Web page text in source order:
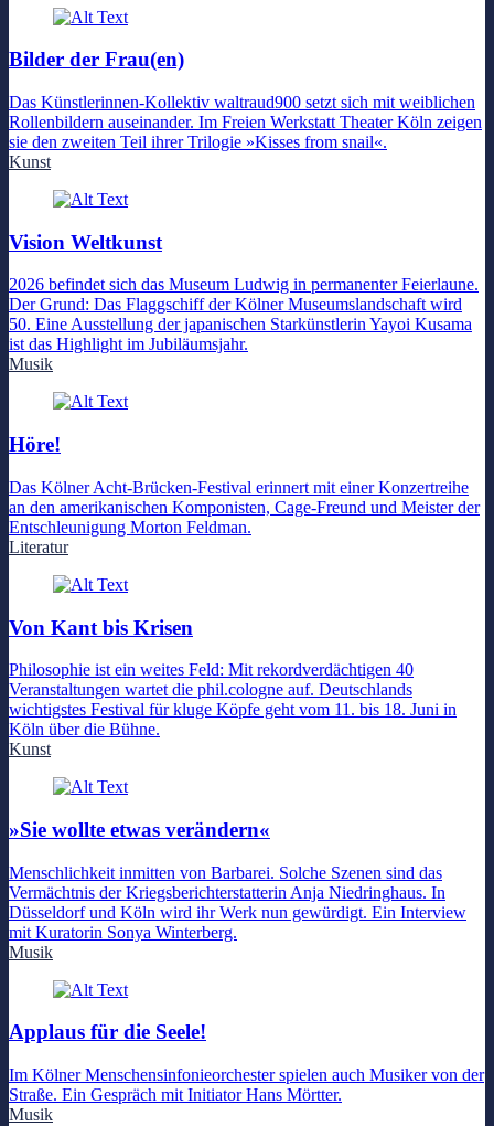
Bilder der Frau(en)
Das Künstlerinnen-Kollektiv waltraud900 setzt sich mit weiblichen
Rollenbildern auseinander. Im Freien Werkstatt Theater Köln zeigen
sie den zweiten Teil ihrer Trilogie »Kisses from snail«.
Kunst
Vision Weltkunst
2026 befindet sich das Museum Ludwig in permanenter Feierlaune.
Der Grund: Das Flaggschiff der Kölner Museumslandschaft wird
50. Eine Ausstellung der japanischen Starkünstlerin Yayoi Kusama
ist das Highlight im Jubiläumsjahr.
Musik
Höre!
Das Kölner Acht-Brücken-Festival erinnert mit einer Konzertreihe
an den amerikanischen Komponisten, Cage-Freund und Meister der
Entschleunigung Morton Feldman.
Literatur
Von Kant bis Krisen
Philosophie ist ein weites Feld: Mit rekordverdächtigen 40
Veranstaltungen wartet die phil.cologne auf. Deutschlands
wichtigstes Festival für kluge Köpfe geht vom 11. bis 18. Juni in
Köln über die Bühne.
Kunst
»Sie wollte etwas verändern«
Menschlichkeit inmitten von Barbarei. Solche Szenen sind das
Vermächtnis der Kriegsberichterstatterin Anja Niedringhaus. In
Düsseldorf und Köln wird ihr Werk nun gewürdigt. Ein Interview
mit Kuratorin Sonya Winterberg.
Musik
Applaus für die Seele!
Im Kölner Menschensinfonieorchester spielen auch Musiker von der
Straße. Ein Gespräch mit Initiator Hans Mörtter.
Musik